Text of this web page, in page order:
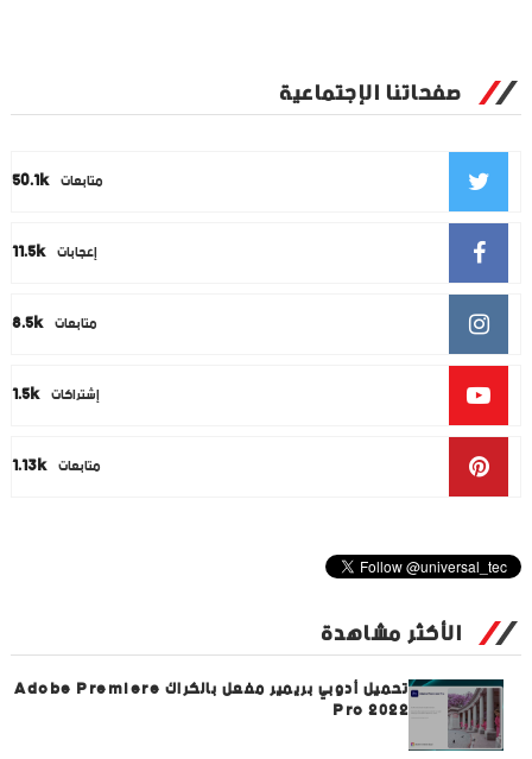
صفحاتنا الإجتماعية
50.1k متابعات
11.5k إعجابات
8.5k متابعات
1.5k إشتراكات
1.13k متابعات
الأكثر مشاهدة
تحميل أدوبي بريمير مفعل بالكراك Adobe Premiere
Pro 2022